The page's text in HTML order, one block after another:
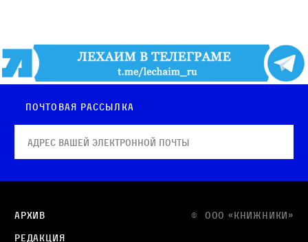
Почтовая рассылка
© OOO «КНИЖНИКИ»
Архив
Редакция